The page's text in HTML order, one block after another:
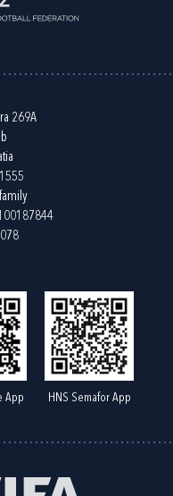
269A
App HNS Semafor App